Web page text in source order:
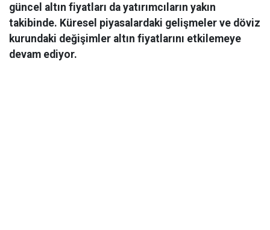
güncel altın fiyatları da yatırımcıların yakın
takibinde. Küresel piyasalardaki gelişmeler ve döviz
kurundaki değişimler altın fiyatlarını etkilemeye
devam ediyor.